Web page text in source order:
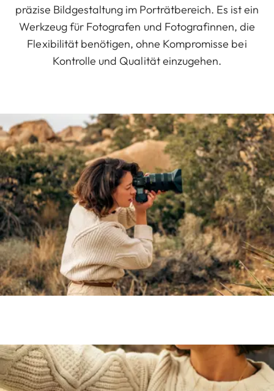
präzise Bildgestaltung im Porträtbereich. Es ist ein
Werkzeug für Fotografen und Fotografinnen, die
Flexibilität benötigen, ohne Kompromisse bei
Kontrolle und Qualität einzugehen.